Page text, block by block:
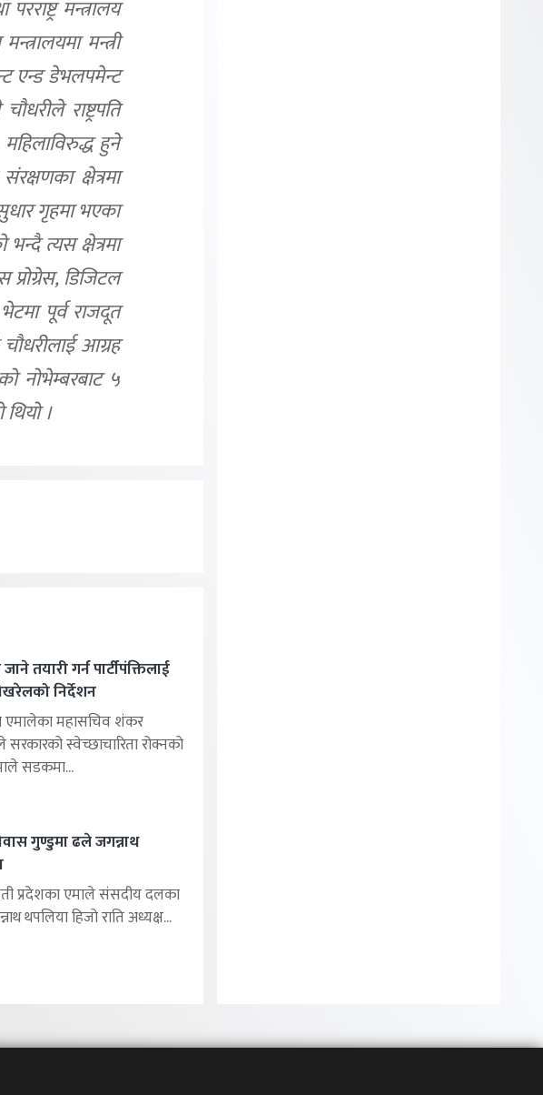
मन्त्रालय
मन्त्री
एन्ड डेभलपमेन्ट
राष्ट्रपति
हुने
क्षेत्रमा
गृहमा भएका
त्यस क्षेत्रमा
डिजिटल
पूर्व राजदूत
आग्रह
नोभेम्बरबाट ५
।
तयारी गर्न पार्टीपंक्तिलाई
निर्देशन
महासचिव शंकर
स्वेच्छाचारिता रोक्नको
सडकमा...
गुण्डुमा ढले जगन्नाथ
प्रदेशका एमाले संसदीय दलका
थपलिया हिजो राति अध्यक्ष...